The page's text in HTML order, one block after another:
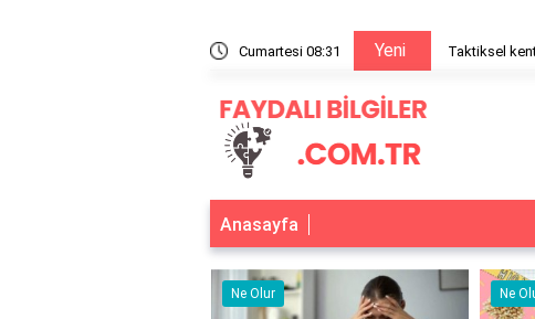
Cumartesi 08:31 Yeni Taktiksel
Anasayfa
Ne Olur Ne